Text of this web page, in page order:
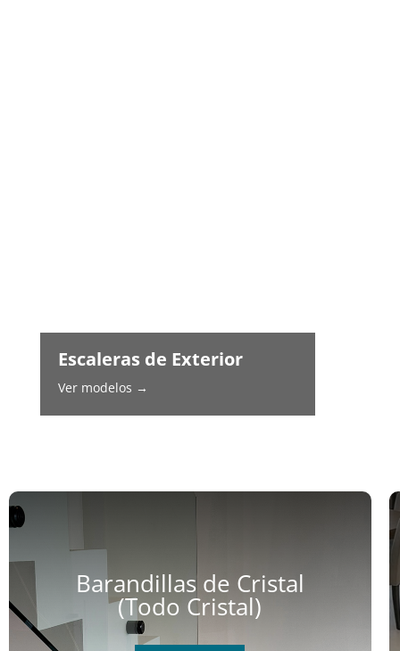
Escaleras de Exterior
Ver modelos →
Barandillas de Cristal
(Todo Cristal)